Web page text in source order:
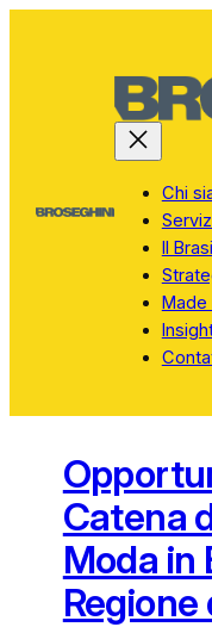
Chi
Il
Made
Catena
Moda in
Regione